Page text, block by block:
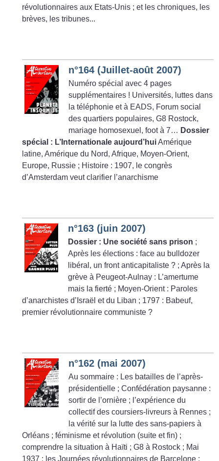
révolutionnaires aux Etats-Unis ; et les chroniques, les
brèves, les tribunes...
n°164 (Juillet-août 2007)
Numéro spécial avec 4 pages
supplémentaires ! Universités, luttes dans
la téléphonie et à EADS, Forum social
des quartiers populaires, G8 Rostock,
mariage homosexuel, foot à 7… Dossier
spécial : L’Internationale aujourd’huiAmérique
latine, Amérique du Nord, Afrique, Moyen-Orient,
Europe, Russie ; Histoire : 1907, le congrès
d’Amsterdam veut clarifier l’anarchisme
n°163 (juin 2007)
Dossier : Une société sans prison ;
Après les élections : face au bulldozer
libéral, un front anticapitaliste ? ; Après la
grève à Peugeot-Aulnay : L’amertume
mais la fierté ; Moyen-Orient : Paroles
d’anarchistes d’Israël et du Liban ; 1797 : Babeuf,
premier révolutionnaire communiste ?
n°162 (mai 2007)
Au sommaire : Les batailles de l’après-
présidentielle ; Confédération paysanne :
sortir de l’ornière ; l’expérience du
collectif des coursiers-livreurs à Rennes ;
la vérité sur la lutte des sans-papiers à
Orléans ; féminisme et révolution (suite et fin) ;
comprendre la situation à Haïti ; G8 à Rostock ; Mai
1937 : les Journées révolutionnaires de Barcelone ;